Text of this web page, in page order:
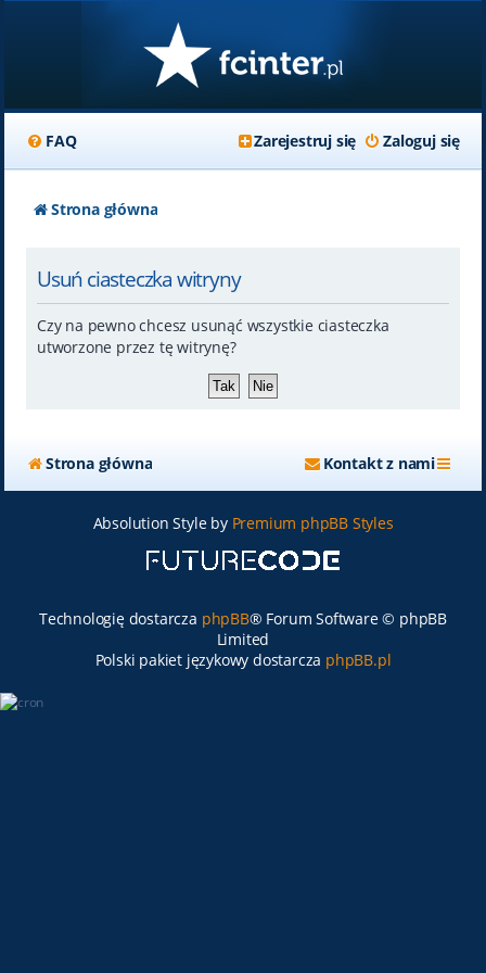
FAQ Zaloguj się
Zarejestruj się
Strona główna
Usuń ciasteczka witryny
Czy na pewno chcesz usunąć wszystkie ciasteczka
utworzone przez tę witrynę?
Strona główna Kontakt z nami
Absolution Style by Premium phpBB Styles
Technologię dostarcza phpBB® Forum Software © phpBB
Limited
Polski pakiet językowy dostarcza phpBB.pl